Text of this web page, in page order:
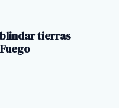
tierras